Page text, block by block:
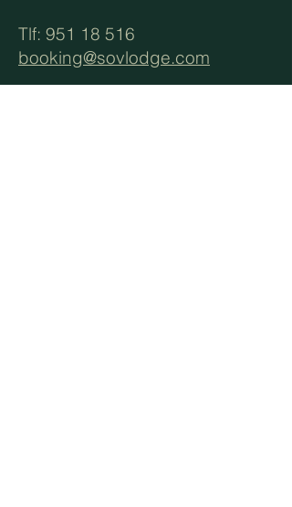
Tlf: 951 18 516
booking@sovlodge.com